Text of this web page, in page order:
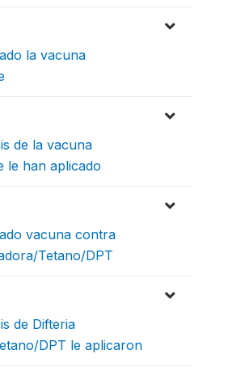
la vacuna
de la vacuna
le han aplicado
vacuna contra
Tetano/DPT
de Difteria
DPT le aplicaron